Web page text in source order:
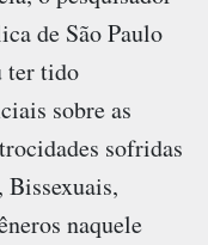
de São Paulo
ter tido
sobre as
sofridas
naquele